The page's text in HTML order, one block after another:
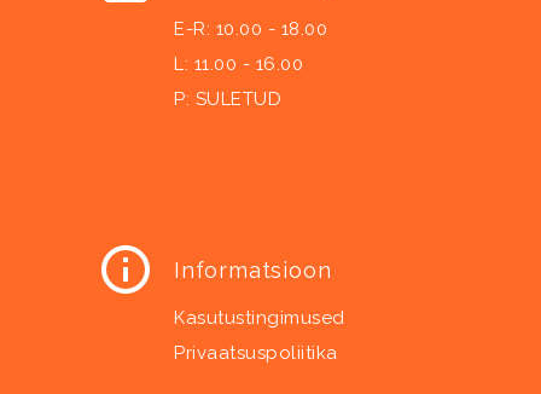
E-R: 10.00 - 18.00
L: 11.00 - 16.00
P: SULETUD
Informatsioon
Kasutustingimused
Privaatsuspoliitika